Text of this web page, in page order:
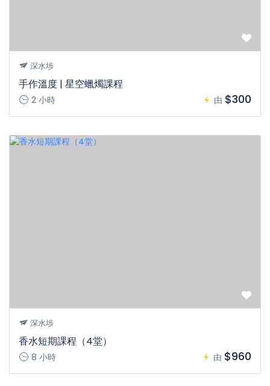
深水埗
手作溫度 | 星空蠟燭課程
2 小時 由 $300
深水埗
香水短期課程（4堂）
8 小時 由 $960